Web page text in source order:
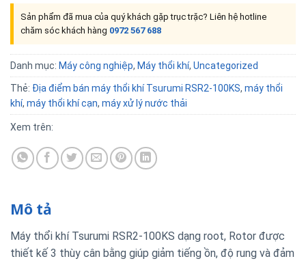
Sản phẩm đã mua của quý khách gặp trục trặc? Liên hệ hotline
chăm sóc khách hàng 0972 567 688
Danh mục: Máy công nghiệp, Máy thổi khí, Uncategorized
Thẻ: Địa điểm bán máy thổi khí Tsurumi RSR2-100KS, máy thổi
khí, máy thổi khí cạn, máy xử lý nước thải
Xem trên:
Mô tả
Máy thổi khí Tsurumi RSR2-100KS dạng root, Rotor được
thiết kế 3 thùy cân bằng giúp giảm tiếng ồn, độ rung và đảm